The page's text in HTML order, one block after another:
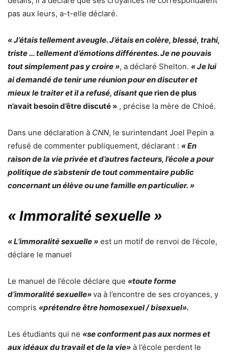
pas aux leurs, a-t-elle déclaré.
« J’étais tellement aveugle. J’étais en colère, blessé, trahi,
triste … tellement d’émotions différentes. Je ne pouvais
tout simplement pas y croire », a déclaré Shelton. « Je lui
ai demandéde tenir une réunion pour en discuter et
mieux le traiter et il a refusé, disant querien de plus
n’avait besoin d’être discuté » , précise la mère de Chloé.
Dans une déclaration à CNN, le surintendant Joel Pepin a
refusé de commenter publiquement, déclarant : « En
raison de la vie privée et d’autres facteurs, l’école a pour
politique de s’abstenir de tout commentaire public
concernant un élève ou une famille en particulier. »
« Immoralité sexuelle »
« L’immoralité sexuelle » est un motif de renvoi de l’école,
déclare le manuel
Le manuel de l’école déclare que «toute forme
d’immoralité sexuelle»va à l’encontre de ses croyances, y
compris «prétendre être homosexuel / bisexuel».
Les étudiants qui ne «se conforment pas aux normes et
aux idéaux du travail et de la vie» à l’école perdent le